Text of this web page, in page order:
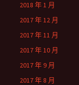
2018 年 1 月
2017 年 12 月
2017 年 11 月
2017 年 10 月
2017 年 9 月
2017 年 8 月